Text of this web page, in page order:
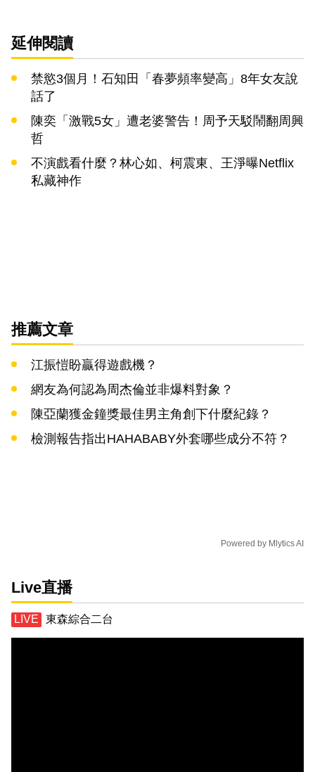
延伸閱讀
禁慾3個月！石知田「春夢頻率變高」8年女友說
話了
陳奕「激戰5女」遭老婆警告！周予天駁鬧翻周興
哲
不演戲看什麼？林心如、柯震東、王淨曝Netflix
私藏神作
推薦文章
江振愷盼贏得遊戲機？
網友為何認為周杰倫並非爆料對象？
陳亞蘭獲金鐘獎最佳男主角創下什麼紀錄？
檢測報告指出HAHABABY外套哪些成分不符？
Powered by Mlytics AI
Live直播
東森綜合二台